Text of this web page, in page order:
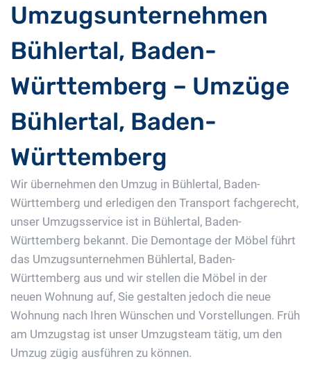
Umzugsunternehmen
Bühlertal, Baden-
Württemberg – Umzüge
Bühlertal, Baden-
Württemberg
Wir übernehmen den Umzug in Bühlertal, Baden-
Württemberg und erledigen den Transport fachgerecht,
unser Umzugsservice ist in Bühlertal, Baden-
Württemberg bekannt. Die Demontage der Möbel führt
das Umzugsunternehmen Bühlertal, Baden-
Württemberg aus und wir stellen die Möbel in der
neuen Wohnung auf, Sie gestalten jedoch die neue
Wohnung nach Ihren Wünschen und Vorstellungen. Früh
am Umzugstag ist unser Umzugsteam tätig, um den
Umzug zügig ausführen zu können.